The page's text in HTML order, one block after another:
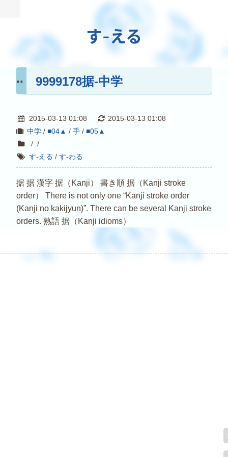
す-える
9999178据-中学
2015-03-13 01:08
2015-03-13 01:08
中学/ ■04▲ / 手/ ■05▲
/ /
す-える /す-わる
据 据 漢字 据（Kanji） 書き順 据（Kanji stroke
order） There is not only one “Kanji stroke order
(Kanji no kakijyun)”. There can be several Kanji stroke
orders. 熟語 据（Kanji idioms）
↑